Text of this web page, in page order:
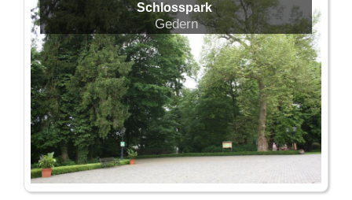
Schlosspark
Gedern